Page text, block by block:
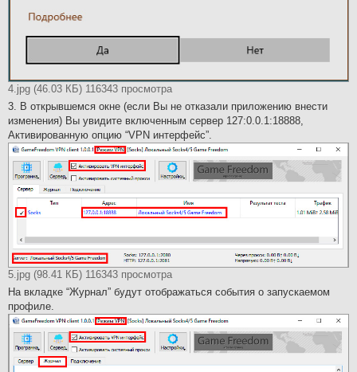
4.jpg (46.03 КБ) 116343 просмотра
3. В открывшемся окне (если Вы не отказали приложению внести
изменения) Вы увидите включенным сервер 127:0.0.1:18888,
Активированную опцию “VPN интерфейс”.
5.jpg (98.41 КБ) 116343 просмотра
На вкладке “Журнал” будут отображаться события о запускаемом
профиле.